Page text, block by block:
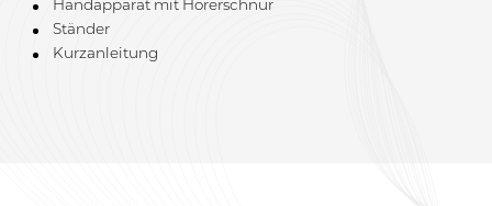
Handapparat mit Hörerschnur
Ständer
Kurzanleitung